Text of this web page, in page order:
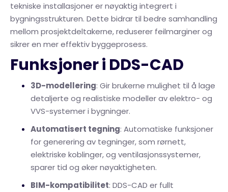
tekniske installasjoner er nøyaktig integrert i
bygningsstrukturen. Dette bidrar til bedre samhandling
mellom prosjektdeltakerne, reduserer feilmarginer og
sikrer en mer effektiv byggeprosess.
Funksjoner i DDS-CAD
3D-modellering: Gir brukerne mulighet til å lage
detaljerte og realistiske modeller av elektro- og
VVS-systemer i bygninger.
Automatisert tegning: Automatiske funksjoner
for generering av tegninger, som rørnett,
elektriske koblinger, og ventilasjonssystemer,
sparer tid og øker nøyaktigheten.
BIM-kompatibilitet: DDS-CAD er fullt